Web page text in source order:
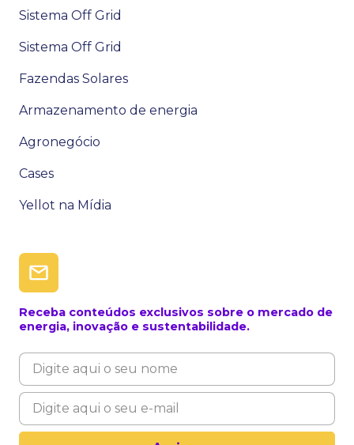
Sistema Off Grid
Sistema Off Grid
Fazendas Solares
Armazenamento de energia
Agronegócio
Cases
Yellot na Mídia
Receba conteúdos exclusivos sobre o mercado de
energia, inovação e sustentabilidade.